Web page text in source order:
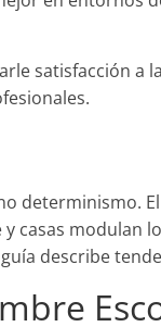
satisfacción a
determinismo.
casas modulan
describe